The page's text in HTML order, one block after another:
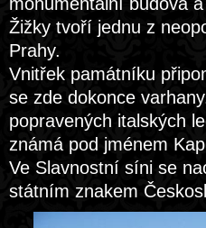
Žižky tvoří jednu z
Prahy.
Vnitřek památníku
se zde dokonce
popravených italských
známá pod jménem
Ve Slavnostní síni se
státním znakem